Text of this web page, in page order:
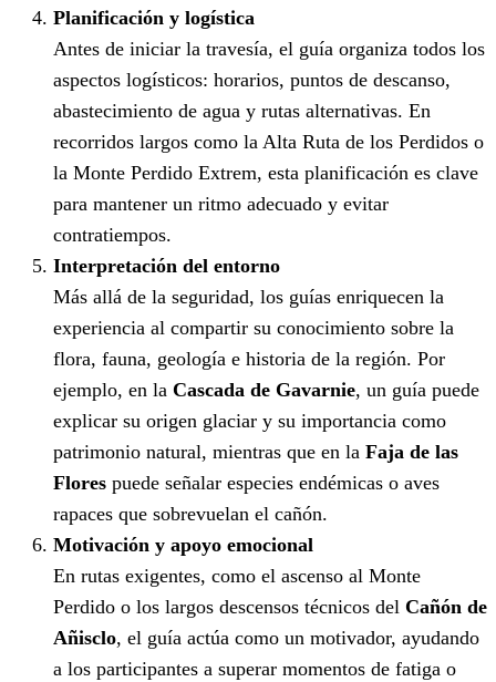
Planificación y logística
Antes de iniciar la travesía, el guía organiza todos los
aspectos logísticos: horarios, puntos de descanso,
abastecimiento de agua y rutas alternativas. En
recorridos largos como la Alta Ruta de los Perdidos o
la Monte Perdido Extrem, esta planificación es clave
para mantener un ritmo adecuado y evitar
contratiempos.
Interpretación del entorno
Más allá de la seguridad, los guías enriquecen la
experiencia al compartir su conocimiento sobre la
flora, fauna, geología e historia de la región. Por
ejemplo, en la Cascada de Gavarnie, un guía puede
explicar su origen glaciar y su importancia como
patrimonio natural, mientras que en la Faja de las
Flores puede señalar especies endémicas o aves
rapaces que sobrevuelan el cañón.
Motivación y apoyo emocional
En rutas exigentes, como el ascenso al Monte
Perdido o los largos descensos técnicos del Cañón de
Añisclo, el guía actúa como un motivador, ayudando
a los participantes a superar momentos de fatiga o